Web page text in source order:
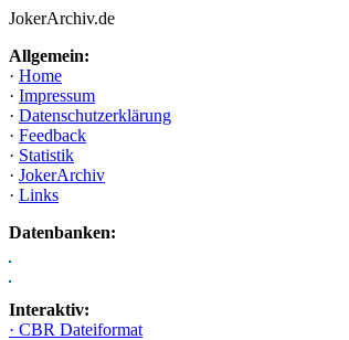
JokerArchiv.de
Allgemein:
· Home
· Impressum
· Datenschutzerklärung
· Feedback
· Statistik
· JokerArchiv
· Links
Datenbanken:
Interaktiv:
· CBR Dateiformat